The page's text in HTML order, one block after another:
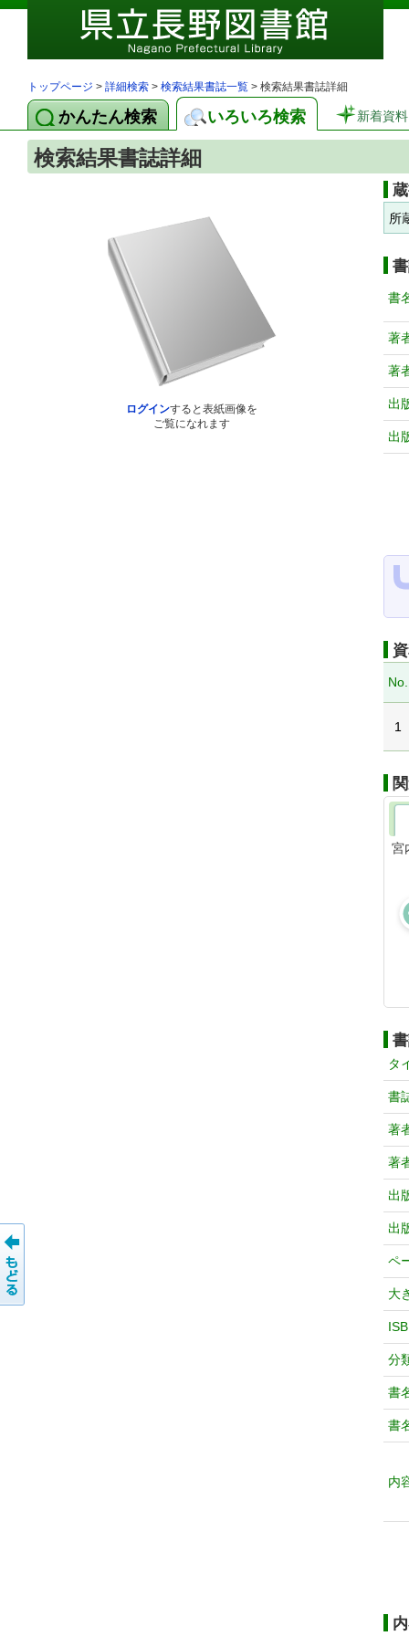
トップページ > 詳細検索 > 検索結果書誌一覧 > 検索結果書誌詳細
かんたん検索 いろいろ検索 新着資料
検索結果書誌詳細
ログインすると表紙画像を
ご覧になれます
所
書
著
著
出
出
No.
1
宮
タ
書
著
著
出
出
ペ
大
分
書
書
内